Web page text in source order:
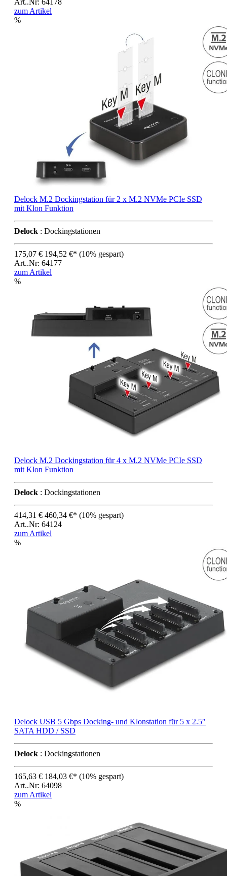
zum Artikel
%
Delock M.2 Dockingstation für 2 x M.2 NVMe PCIe SSD
mit Klon Funktion
Delock : Dockingstationen
175,07 € 194,52 €* (10% gespart)
Art..Nr: 64177
zum Artikel
%
Delock M.2 Dockingstation für 4 x M.2 NVMe PCIe SSD
mit Klon Funktion
Delock : Dockingstationen
414,31 € 460,34 €* (10% gespart)
Art..Nr: 64124
zum Artikel
%
Delock USB 5 Gbps Docking- und Klonstation für 5 x 2.5″
SATA HDD / SSD
Delock : Dockingstationen
165,63 € 184,03 €* (10% gespart)
Art..Nr: 64098
zum Artikel
%